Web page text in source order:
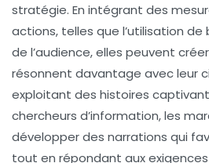
stratégie. En intégrant des
actions, telles que l’utilisation de
de l’audience, elles peuvent
résonnent davantage avec leur
exploitant des histoires
chercheurs d’information, les
développer des narrations qui
tout en répondant aux